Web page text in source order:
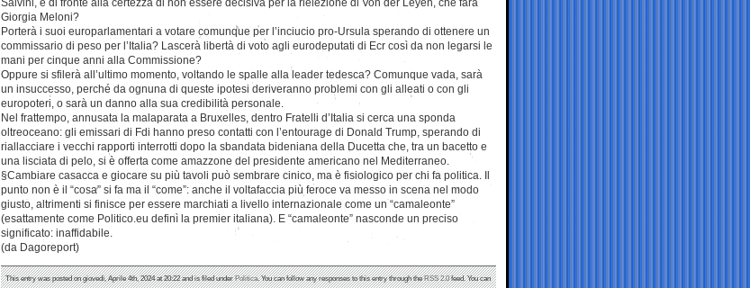
Salvini, e di fronte alla certezza di non essere decisiva per la rielezione di Von der Leyen, che farà
Giorgia Meloni?
Porterà i suoi europarlamentari a votare comunque per l’inciucio pro-Ursula sperando di ottenere un
commissario di peso per l’Italia? Lascerà libertà di voto agli eurodeputati di Ecr così da non legarsi le
mani per cinque anni alla Commissione?
Oppure si sfilerà all’ultimo momento, voltando le spalle alla leader tedesca? Comunque vada, sarà
un insuccesso, perché da ognuna di queste ipotesi deriveranno problemi con gli alleati o con gli
europoteri, o sarà un danno alla sua credibilità personale.
Nel frattempo, annusata la malaparata a Bruxelles, dentro Fratelli d’Italia si cerca una sponda
oltreoceano: gli emissari di Fdi hanno preso contatti con l’entourage di Donald Trump, sperando di
riallacciare i vecchi rapporti interrotti dopo la sbandata bideniana della Ducetta che, tra un bacetto e
una lisciata di pelo, si è offerta come amazzone del presidente americano nel Mediterraneo.
§Cambiare casacca e giocare su più tavoli può sembrare cinico, ma è fisiologico per chi fa politica. Il
punto non è il “cosa” si fa ma il “come”: anche il voltafaccia più feroce va messo in scena nel modo
giusto, altrimenti si finisce per essere marchiati a livello internazionale come un “camaleonte”
(esattamente come Politico.eu definì la premier italiana). E “camaleonte” nasconde un preciso
significato: inaffidabile.
(da Dagoreport)
This entry was posted on giovedì, Aprile 4th, 2024 at 20:22 and is filed underPolitica. You can follow any responses to this entry through theRSS 2.0feed. You can